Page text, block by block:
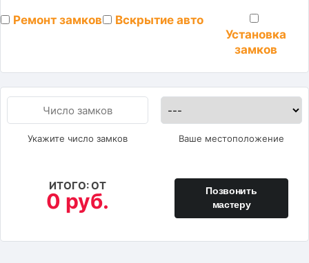
Ремонт замков
Вскрытие авто
Установка
замков
Укажите число замков Ваше местоположение
ИТОГО: ОТ
0 руб.
Позвонить
мастеру